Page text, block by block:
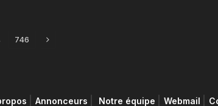
746 Next
Annonceurs Notre équipe Webmail